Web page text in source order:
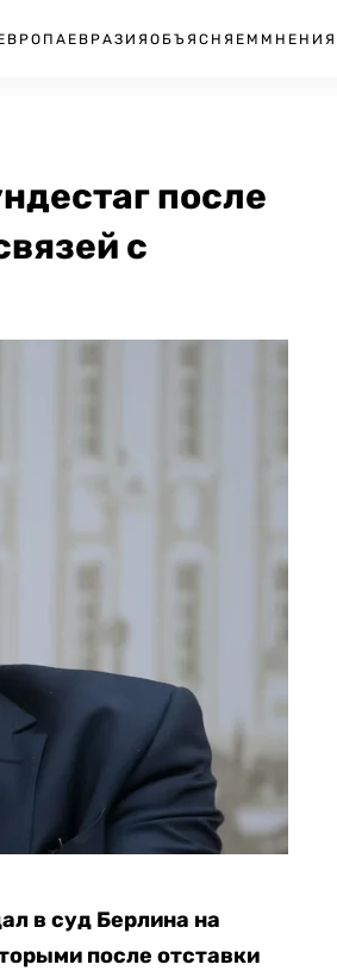
ЕВРАЗИЯ ОБЪЯСНЯЕМ МНЕНИЯ
после
с
в суд Берлина на
после отставки